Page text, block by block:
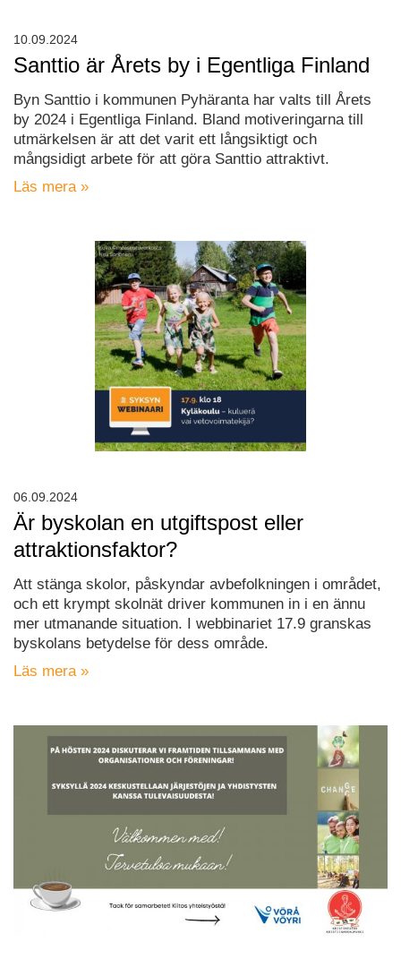
Santtio är Årets by i Egentliga Finland
Byn Santtio i kommunen Pyhäranta har valts till Årets
by 2024 i Egentliga Finland. Bland motiveringarna till
utmärkelsen är att det varit ett långsiktigt och
mångsidigt arbete för att göra Santtio attraktivt.
Läs mera »
10.09.2024
Är byskolan en utgiftspost eller
attraktionsfaktor?
Att stänga skolor, påskyndar avbefolkningen i området,
och ett krympt skolnät driver kommunen in i en ännu
mer utmanande situation. I webbinariet 17.9 granskas
byskolans betydelse för dess område.
Läs mera »
06.09.2024